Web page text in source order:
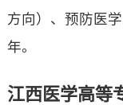
方向）、预防医
年。
江西医学高等